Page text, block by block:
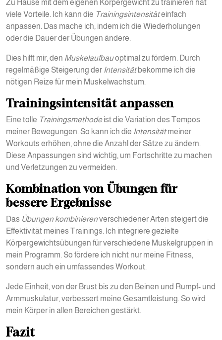
Zu Hause mit dem eigenen Körpergewicht zu trainieren hat
viele Vorteile. Ich kann die Trainingsintensitäteinfach
anpassen. Das mache ich, indem ich die Wiederholungen
oder die Dauer der Übungen ändere.
Dies hilft mir, den Muskelaufbauoptimal zu fördern. Durch
regelmäßige Steigerung der Intensitätbekomme ich die
nötigen Reize für mein Muskelwachstum.
Trainingsintensität anpassen
Eine tolle Trainingsmethodeist die Variation des Tempos
meiner Bewegungen. So kann ich die Intensitätmeiner
Workouts erhöhen, ohne die Anzahl der Sätze zu ändern.
Diese Anpassungen sind wichtig, um Fortschritte zu machen
und Verletzungen zu vermeiden.
Kombination von Übungen für
bessere Ergebnisse
Das Übungen kombinierenverschiedener Arten steigert die
Effektivität meines Trainings. Ich integriere gezielte
Körpergewichtsübungen für verschiedene Muskelgruppen in
mein Programm. So fördere ich nicht nur meine Fitness,
sondern auch ein umfassendes Workout.
Jede Einheit, von der Brust bis zu den Beinen und Rumpf- und
Armmuskulatur, verbessert meine Gesamtleistung. So wird
mein Körper in allen Bereichen gestärkt.
Fazit